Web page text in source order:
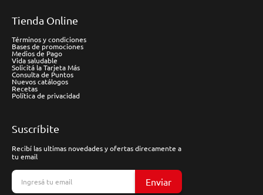
Tienda Online
Términos y condiciones
Bases de promociones
Medios de Pago
Vida saludable
Solicitá la Tarjeta Más
Consulta de Puntos
Nuevos catálogos
Recetas
Política de privacidad
Suscríbite
Recibí las ultimas novedades y ofertas direcamente a
tu email
Enviar